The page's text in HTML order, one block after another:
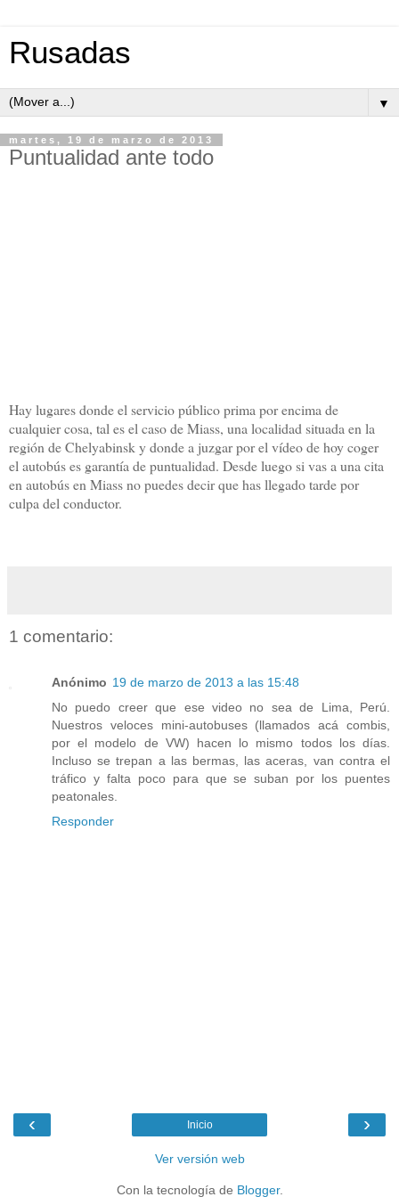
Rusadas
▼
martes, 19 de marzo de 2013
Puntualidad ante todo
Hay lugares donde el servicio público prima por encima de
cualquier cosa, tal es el caso de Miass, una localidad situada en la
región de Chelyabinsk y donde a juzgar por el vídeo de hoy coger
el autobús es garantía de puntualidad. Desde luego si vas a una cita
en autobús en Miass no puedes decir que has llegado tarde por
culpa del conductor.
1 comentario:
Anónimo 19 de marzo de 2013 a las 15:48
No puedo creer que ese video no sea de Lima, Perú.
Nuestros veloces mini-autobuses (llamados acá combis,
por el modelo de VW) hacen lo mismo todos los días.
Incluso se trepan a las bermas, las aceras, van contra el
tráfico y falta poco para que se suban por los puentes
peatonales.
Responder
‹ ›
Inicio
Ver versión web
Con la tecnología de Blogger.